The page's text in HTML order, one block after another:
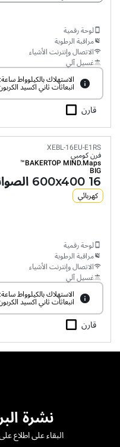
لوحة رقمية
مراقبة الرطوبة
الاتصال وإنترنت الأشياء
غسيل آلي
الاستهلاك بالكيلوواط ساعة: ٢٧٫٣ كيلوواط ساعة/
انبعاثات ثاني اكسيد الكربون: ٠ كجم ثاني أكسيد
قارن
XEBL-16EU-E1RS
فرن كومبي
BAKERTOP MIND.Maps™
BIG
16 600x400 الصواني
كهربائي
لوحة رقمية
مراقبة الرطوبة
الاتصال وإنترنت الأشياء
غسيل آلي
الاستهلاك بالكيلوواط ساعة: ٣٠٫١ كيلوواط ساعة/
انبعاثات ثاني اكسيد الكربون: ٠ كجم ثاني أكسيد
قارن
نشرة
البقاء على اطلاع